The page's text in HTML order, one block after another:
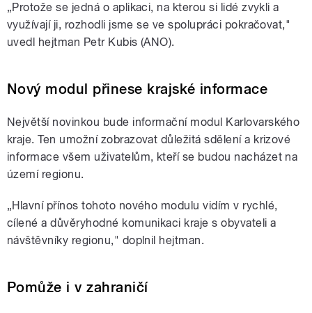
„Protože se jedná o aplikaci, na kterou si lidé zvykli a
využívají ji, rozhodli jsme se ve spolupráci pokračovat,"
uvedl hejtman Petr Kubis (ANO).
Nový modul přinese krajské informace
Největší novinkou bude informační modul Karlovarského
kraje. Ten umožní zobrazovat důležitá sdělení a krizové
informace všem uživatelům, kteří se budou nacházet na
území regionu.
„Hlavní přínos tohoto nového modulu vidím v rychlé,
cílené a důvěryhodné komunikaci kraje s obyvateli a
návštěvníky regionu," doplnil hejtman.
Pomůže i v zahraničí